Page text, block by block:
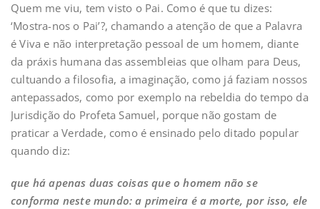
Quem me viu, tem visto o Pai. Como é que tu dizes:
‘Mostra-nos o Pai’?, chamando a atenção de que a Palavra
é Viva e não interpretação pessoal de um homem, diante
da práxis humana das assembleias que olham para Deus,
cultuando a filosofia, a imaginação, como já faziam nossos
antepassados, como por exemplo na rebeldia do tempo da
Jurisdição do Profeta Samuel, porque não gostam de
praticar a Verdade, como é ensinado pelo ditado popular
quando diz:
que há apenas duas coisas que o homem não se
conforma neste mundo: a primeira é a morte, por isso, ele